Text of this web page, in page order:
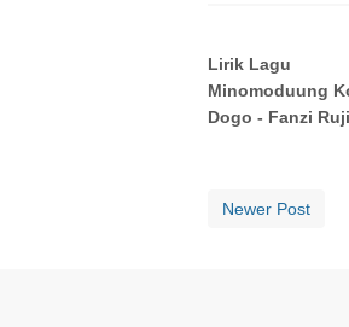
Lirik Lagu
Minomoduung
Dogo - Fanzi Ruji
Newer Post